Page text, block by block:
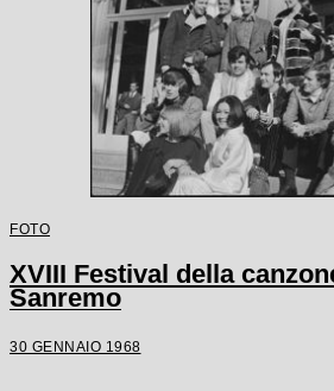
FOTO
XVIII Festival della
Sanremo
30 GENNAIO 1968